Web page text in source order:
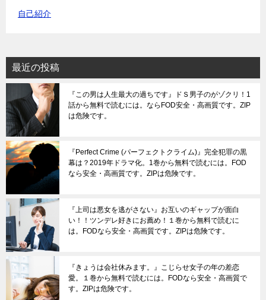
自己紹介
最近の投稿
『この男は人生最大の過ちです』ドＳ男子のがゾクリ！1
話から無料で読むには。ならFOD安全・高画質です。ZIP
は危険です。
『Perfect Crime (パーフェクトクライム)』完全犯罪の黒
幕は？2019年ドラマ化。1巻から無料で読むには。FOD
なら安全・高画質です。ZIPは危険です。
『上司は悪女を逃がさない』お互いのギャップが面白
い！！ツンデレ好きにお薦め！１巻から無料で読むに
は。FODなら安全・高画質です。ZIPは危険です。
『きょうは会社休みます。』こじらせ女子の年の差恋
愛。１巻から無料で読むには。FODなら安全・高画質で
す。ZIPは危険です。